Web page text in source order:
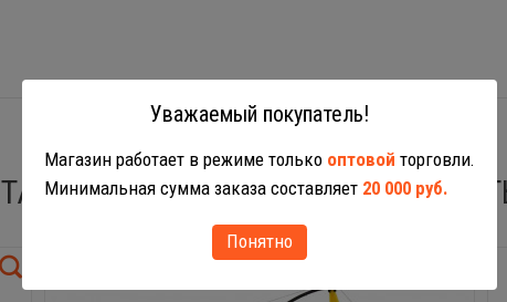
ТАКЖЕ ВАС МОГУТ
Уважаемый покупатель!
Магазин работает в режиме только оптовой торговли.
Минимальная сумма заказа составляет 20 000 руб.
Понятно